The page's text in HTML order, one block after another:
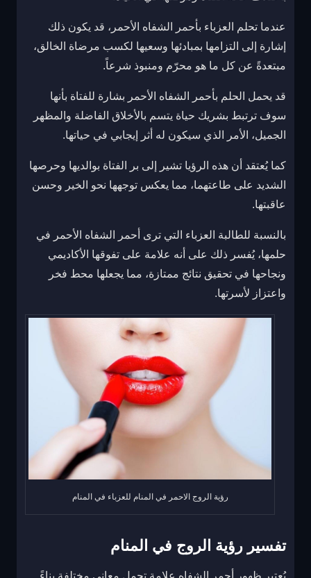
عندما تحلم العزباء بأحمر الشفاه الأحمر، قد يكون ذلك
إشارة إلى التزامها بمبادئها وسعيها لكسب مرضاة الخالق،
مبتعدةً عن كل ما هو محرّم ومنبوذ شرعاً.
قد يحمل الحلم بأحمر الشفاه الأحمر بشارة للفتاة بأنها
سوف ترتبط بشريك حياة يتسم بالأخلاق الفاضلة والمظهر
الجميل، الأمر الذي سيكون له أثر إيجابي في حياتها.
كما يُعتقد أن هذه الرؤيا تشير إلى بر الفتاة بوالديها وحرصها
الشديد على طاعتهما، مما يعكس توجهها نحو الخير وحسن
عاقبتها.
بالنسبة للطالبة العزباء التي ترى أحمر الشفاه الأحمر في
حلمها، يُفسر ذلك على أنه علامة على تفوقها الأكاديمي
ونجاحها في تحقيق نتائج ممتازة، مما يجعلها محط فخر
واعتزاز لأسرتها.
رؤية الروج الاحمر في المنام للعزباء في المنام
تفسير رؤية الروج في المنام